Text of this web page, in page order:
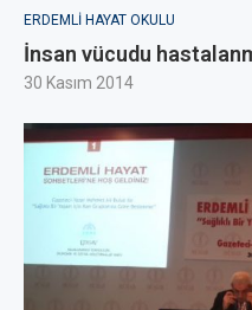
ERDEMLI HAYAT OKULU
İnsan vücudu
30 Kasım 2014